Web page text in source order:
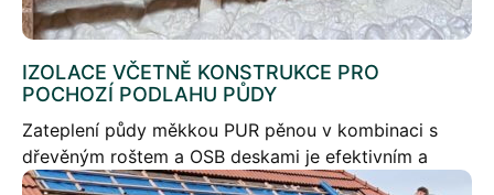
IZOLACE VČETNĚ KONSTRUKCE PRO
POCHOZÍ PODLAHU PŮDY
Zateplení půdy měkkou PUR pěnou v kombinaci s
dřevěným roštem a OSB deskami je efektivním a
praktickým řešením